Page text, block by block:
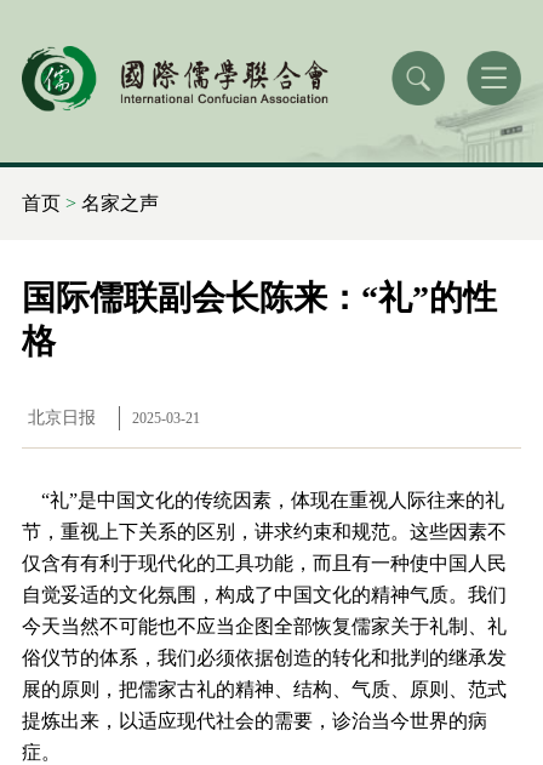
首页> 名家之声
国际儒联副会长陈来：“礼”的性
格
北京日报 2025-03-21
“礼”是中国文化的传统因素，体现在重视人际往来的礼
节，重视上下关系的区别，讲求约束和规范。这些因素不
仅含有有利于现代化的工具功能，而且有一种使中国人民
自觉妥适的文化氛围，构成了中国文化的精神气质。我们
今天当然不可能也不应当企图全部恢复儒家关于礼制、礼
俗仪节的体系，我们必须依据创造的转化和批判的继承发
展的原则，把儒家古礼的精神、结构、气质、原则、范式
提炼出来，以适应现代社会的需要，诊治当今世界的病
症。